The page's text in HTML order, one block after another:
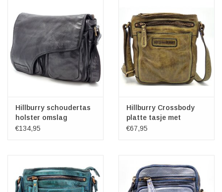
Hillburry schoudertas
holster omslag
gewassen leer zwart
€134,95
Hillburry Crossbody
platte tasje met
voorvak Groen
€67,95